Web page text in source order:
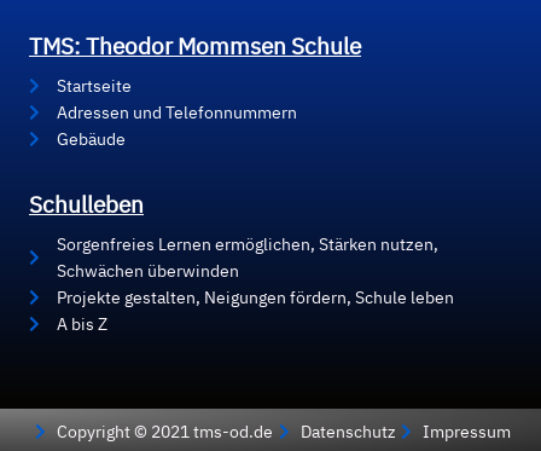
TMS: Theodor Mommsen Schule
Startseite
Adressen und Telefonnummern
Gebäude
Schulleben
Sorgenfreies Lernen ermöglichen, Stärken nutzen,
Schwächen überwinden
Projekte gestalten, Neigungen fördern, Schule leben
A bis Z
Copyright © 2021 tms-od.de Datenschutz Impressum